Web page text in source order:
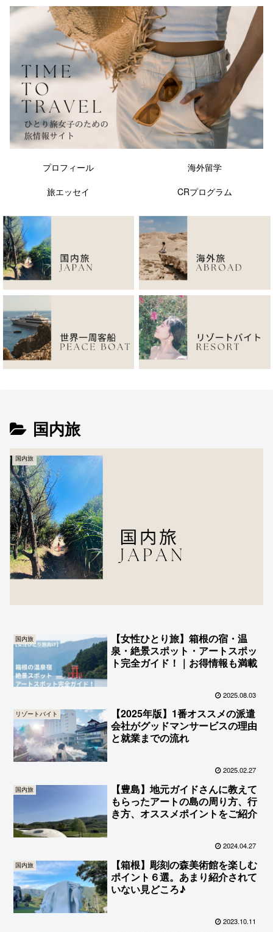
プロフィール
海外留学
旅エッセイ
CRプログラム
国内旅
国内旅
国内旅
【女性ひとり旅】箱根の宿・温
泉・絶景スポット・アートスポッ
ト完全ガイド！｜お得情報も満載
2025.08.03
リゾートバイト
【2025年版】1番オススメの派遣
会社がグッドマンサービスの理由
と就業までの流れ
2025.02.27
国内旅
【豊島】地元ガイドさんに教えて
もらったアートの島の周り方、行
き方、オススメポイントをご紹介
2024.04.27
国内旅
【箱根】彫刻の森美術館を楽しむ
ポイント６選。あまり紹介されて
いない見どころ♪
2023.10.11